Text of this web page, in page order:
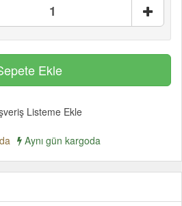
Listeme Ekle
Aynı gün kargoda